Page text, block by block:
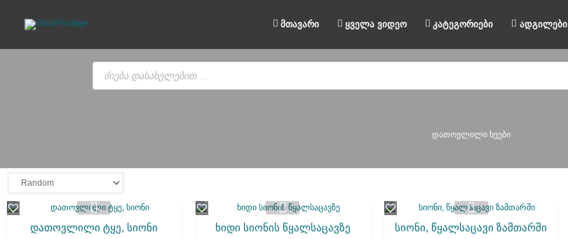
content
მთავარი ყველა ვიდეო კატეგორიები ადგილები
Products
search
დათოვლილი ხეები
დათოვლილი ტყე, სიონი
ხიდი სიონის წყალსაცავზე
სიონი, წყალსაცავი ზამთარში